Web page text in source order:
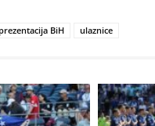
BiH ulaznice